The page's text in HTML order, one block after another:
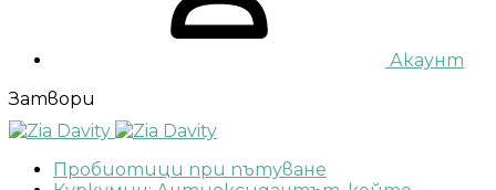
Акаунт
Затвори
Пробиотици при пътуване